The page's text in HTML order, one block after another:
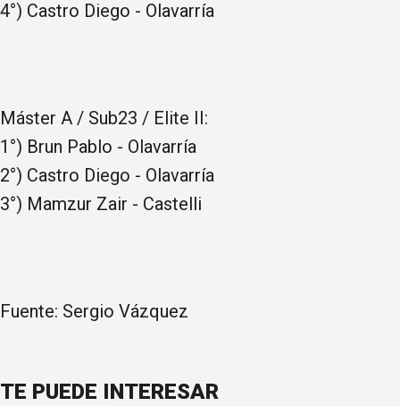
4°) Castro Diego - Olavarría
Máster A / Sub23 / Elite II:
1°) Brun Pablo - Olavarría
2°) Castro Diego - Olavarría
3°) Mamzur Zair - Castelli
Fuente: Sergio Vázquez
TE PUEDE INTERESAR